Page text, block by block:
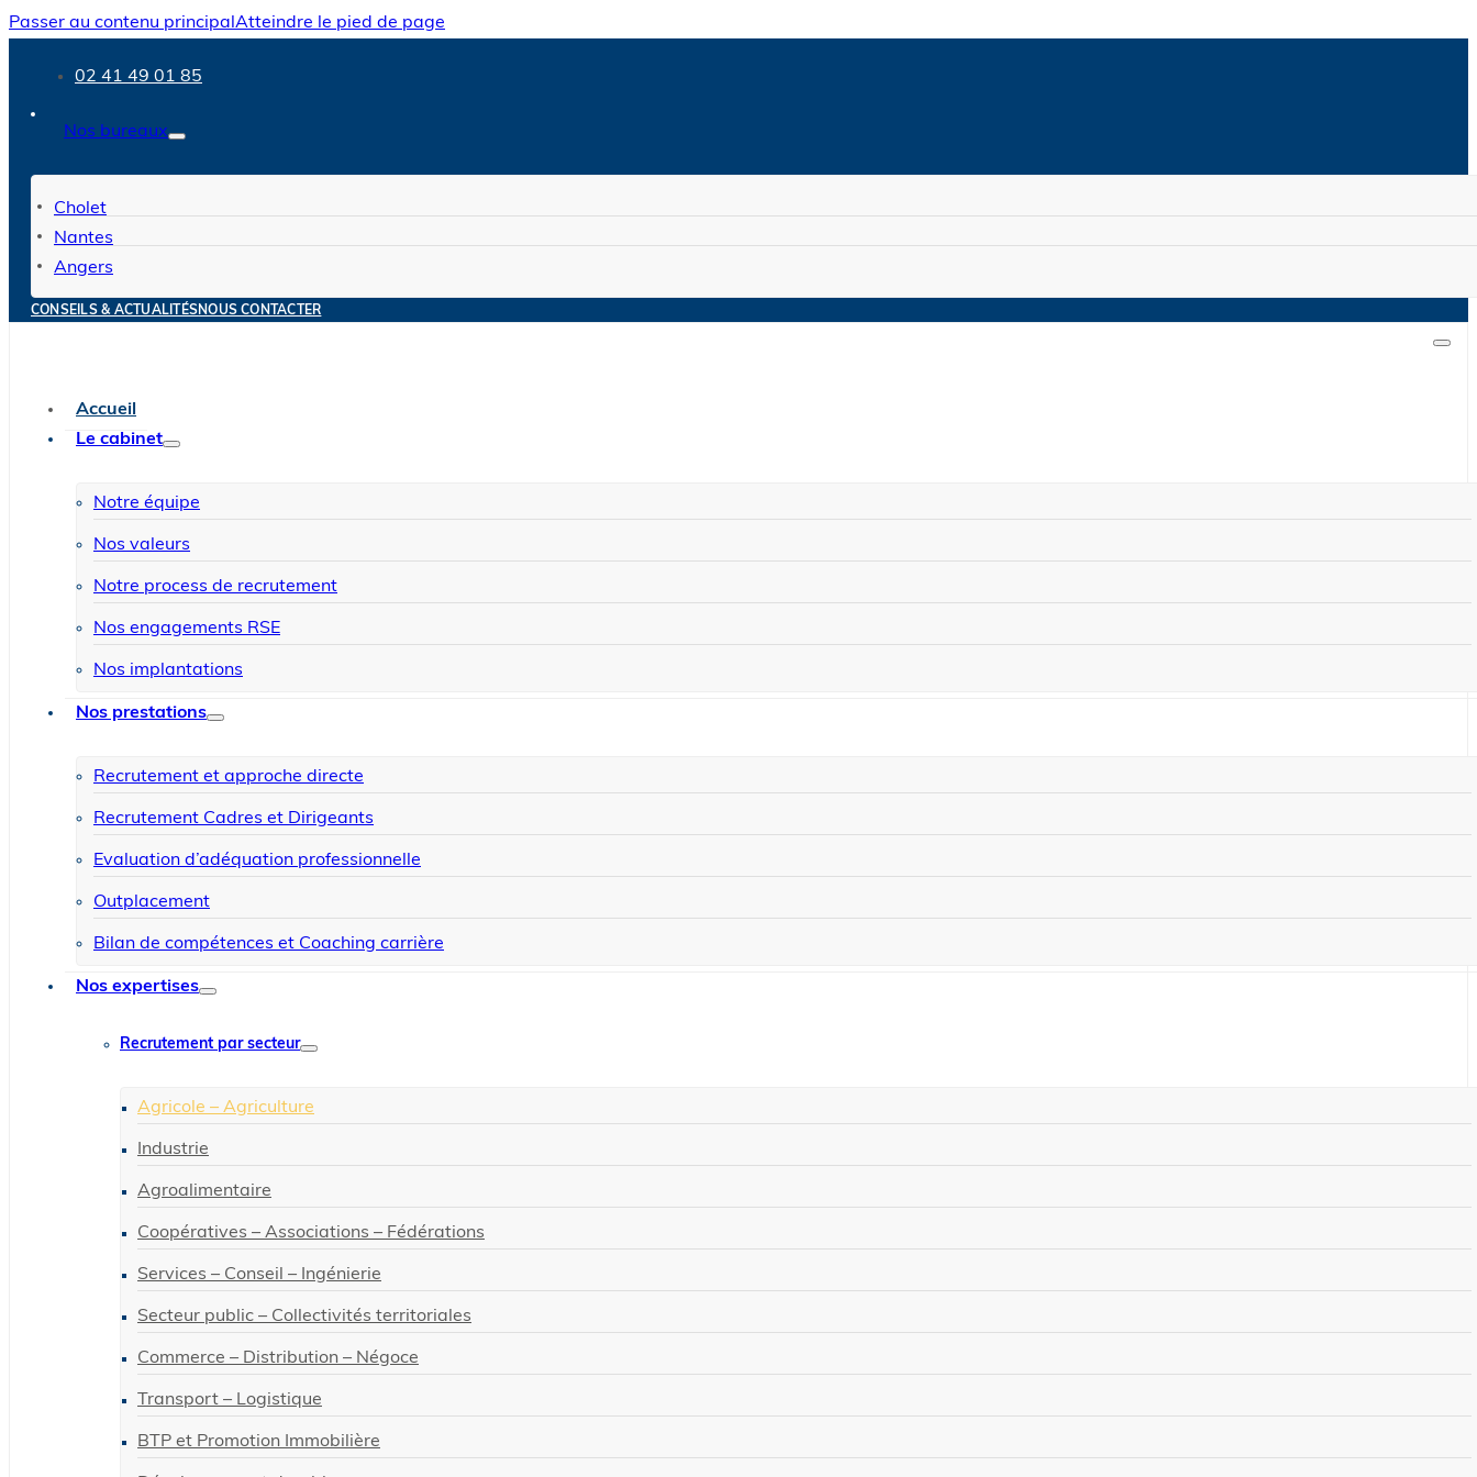
Passer au contenu principal Atteindre le pied de page
02 41 49 01 85
Nos bureaux
Cholet
Nantes
Angers
CONSEILS & ACTUALITÉSNOUS CONTACTER
Accueil
Le cabinet
Notre équipe
Nos valeurs
Notre process de recrutement
Nos engagements RSE
Nos implantations
Nos prestations
Recrutement et approche directe
Recrutement Cadres et Dirigeants
Evaluation d’adéquation professionnelle
Outplacement
Bilan de compétences et Coaching carrière
Nos expertises
Recrutement par secteur
Agricole – Agriculture
Industrie
Agroalimentaire
Coopératives – Associations – Fédérations
Services – Conseil – Ingénierie
Secteur public – Collectivités territoriales
Commerce – Distribution – Négoce
Transport – Logistique
BTP et Promotion Immobilière